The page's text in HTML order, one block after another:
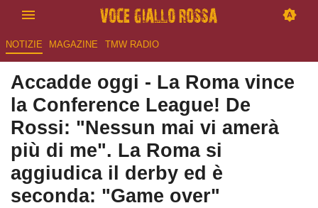
NOTIZIE MAGAZINE TMW RADIO
Accadde oggi - La Roma vince
la Conference League! De
Rossi: "Nessun mai vi amerà
più di me"​​​​​​​. La Roma si
aggiudica il derby ed è
seconda: "Game over"